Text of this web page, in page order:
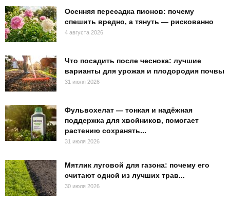
Осенняя пересадка пионов: почему
спешить вредно, а тянуть — рискованно
4 августа 2026
Что посадить после чеснока: лучшие
варианты для урожая и плодородия почвы
31 июля 2026
Фульвохелат — тонкая и надёжная
поддержка для хвойников, помогает
растению сохранять...
31 июля 2026
Мятлик луговой для газона: почему его
считают одной из лучших трав...
30 июля 2026